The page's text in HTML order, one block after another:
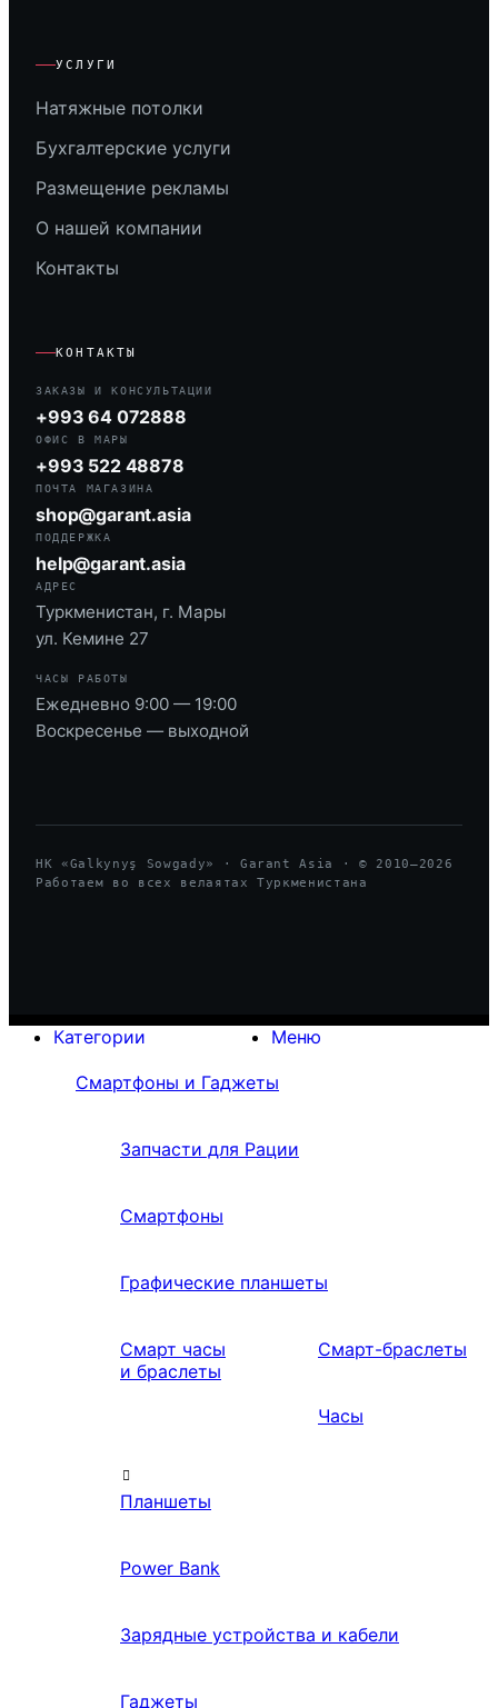
УСЛУГИ
Натяжные потолки
Бухгалтерские услуги
Размещение рекламы
О нашей компании
Контакты
КОНТАКТЫ
ЗАКАЗЫ И КОНСУЛЬТАЦИИ
+993 64 072888
ОФИС В МАРЫ
+993 522 48878
ПОЧТА МАГАЗИНА
shop@garant.asia
ПОДДЕРЖКА
help@garant.asia
АДРЕС
Туркменистан, г. Мары
ул. Кемине 27
ЧАСЫ РАБОТЫ
Ежедневно 9:00 — 19:00
Воскресенье — выходной
HK «Galkynyş Sowgady» · Garant Asia · © 2010—2026
Работаем во всех велаятах Туркменистана
Меню
Категории
Смартфоны и Гаджеты
Запчасти для Рации
Смартфоны
Графические планшеты
Смарт часы
и браслеты
Смарт-браслеты
Часы
Планшеты
Power Bank
Зарядные устройства и кабели
Гаджеты